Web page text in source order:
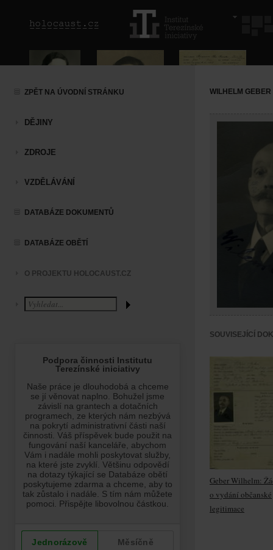
ZPĚT NA ÚVODNÍ STRÁNKU
DĚJINY
ZDROJE
VZDĚLÁVÁNÍ
DATABÁZE DOKUMENTŮ
DATABÁZE OBĚTÍ
O PROJEKTU HOLOCAUST.CZ
WILHELM GEBER
SOUVISEJÍCÍ
Geber Wilhelm:
o vydání občanské
legitimace